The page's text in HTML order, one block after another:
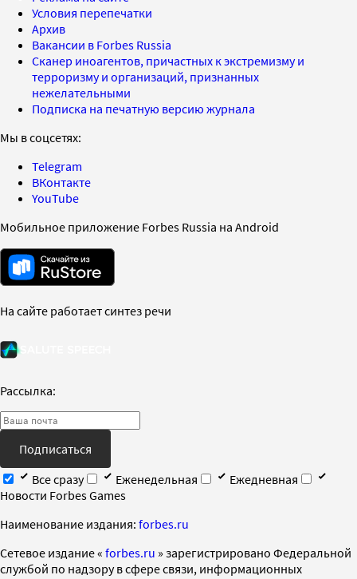
Условия перепечатки
Архив
Вакансии в Forbes Russia
Сканер иноагентов, причастных к экстремизму и
терроризму и организаций, признанных
нежелательными
Подписка на печатную версию журнала
Мы в соцсетях:
Telegram
ВКонтакте
YouTube
Мобильное приложение Forbes Russia на Android
На сайте работает синтез речи
Рассылка:
Подписаться
Все сразу
Еженедельная
Ежедневная
Новости Forbes Games
Наименование издания: forbes.ru
Cетевое издание « forbes.ru » зарегистрировано Федеральной
службой по надзору в сфере связи, информационных